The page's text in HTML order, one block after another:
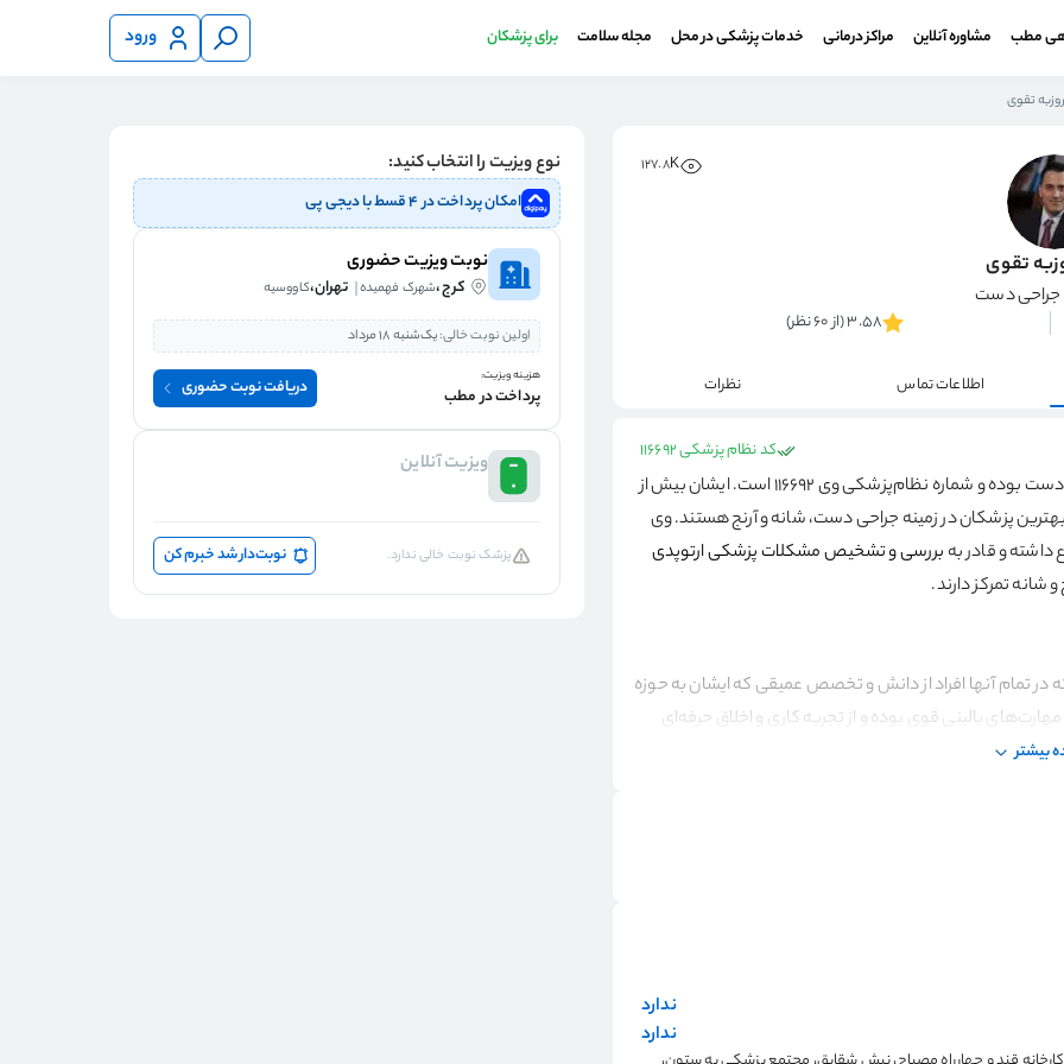
ورود مطب مشاوره آنلاین مراکز درمانی خدمات پزشکی در محل مجله سلامت برای پزشکان
تقوی
127.8K
تقوی
دست
3.58 (از 60 نظر)
اطلاعات تماس نظرات
نوع ویزیت را انتخاب کنید:
امکان پرداخت در ۴ قسط با دیجی پی
نوبت ویزیت حضوری
کرج،شهرک فهمیده تهران،کاووسیه
اولین نوبت خالی:یک‌شنبه 18 مرداد
هزینه ویزیت:
پرداخت در مطب دریافت نوبت حضوری
ویزیت آنلاین
پزشک نوبت خالی ندارد. نوبت‌دار شد خبرم کن
کد نظام پزشکی 116692
و شماره نظام‌پزشکی وی ۱۱۶۶۹۲ است.
ایشان بیش از
داشته و قادر به بررسی و تشخیص مشکلات پزشکی ارتوپدی
شانه تمرکز دارند.
در تمام آنها افراد از دانش و تخصص عمیقی که ایشان به حوزه
بالینی قوی بوده و از تجربه کاری و اخلاق حرفه‌ای
ارتوپدی
دانشگاه علوم پزشکی ایران
بیشتر
ندارد
ندارد